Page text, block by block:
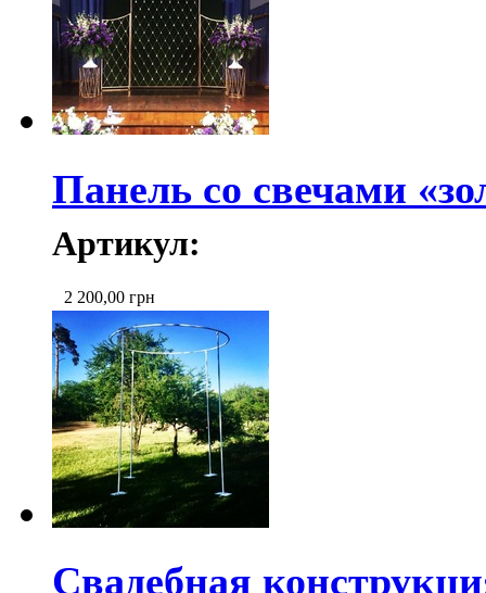
Панель со свечами
Артикул:
2 200,00 грн
Свадебная